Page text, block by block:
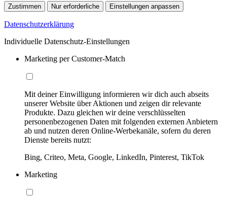
Zustimmen Nur erforderliche Einstellungen anpassen
Datenschutzerklärung
Individuelle Datenschutz-Einstellungen
Marketing per Customer-Match
Mit deiner Einwilligung informieren wir dich auch abseits
unserer Website über Aktionen und zeigen dir relevante
Produkte. Dazu gleichen wir deine verschlüsselten
personenbezogenen Daten mit folgenden externen Anbietern
ab und nutzen deren Online-Werbekanäle, sofern du deren
Dienste bereits nutzt:
Bing, Criteo, Meta, Google, LinkedIn, Pinterest, TikTok
Marketing